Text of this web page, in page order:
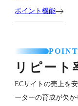
ポイント機能
リピート
ECサイトの売上を
ーターの育成が欠か